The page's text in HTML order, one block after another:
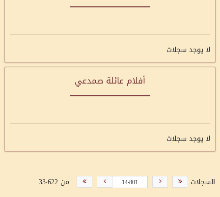
لا يوجد سجلات
أفلام عائلة صمدعي
لا يوجد سجلات
السجلات من 33٬622